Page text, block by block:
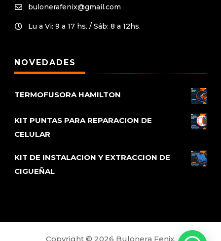
 bulonerafenix@gmail.com
 Lu a Vi: 9 a 17 hs. / Sáb: 8 a 12hs.
NOVEDADES
TERMOFUSORA HAMILTON
KIT PUNTAS PARA REPARACION DE
CELULAR
KIT DE INSTALACION Y EXTRACCION DE
CIGUEÑAL
Copyright © 2026 Bulonera Fenix.